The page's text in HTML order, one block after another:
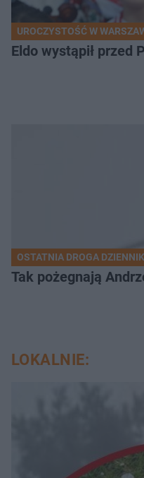
UROCZYSTOŚĆ W
Eldo wystąpił przed
OSTATNIA DROGA
Tak pożegnają
LOKALNIE: